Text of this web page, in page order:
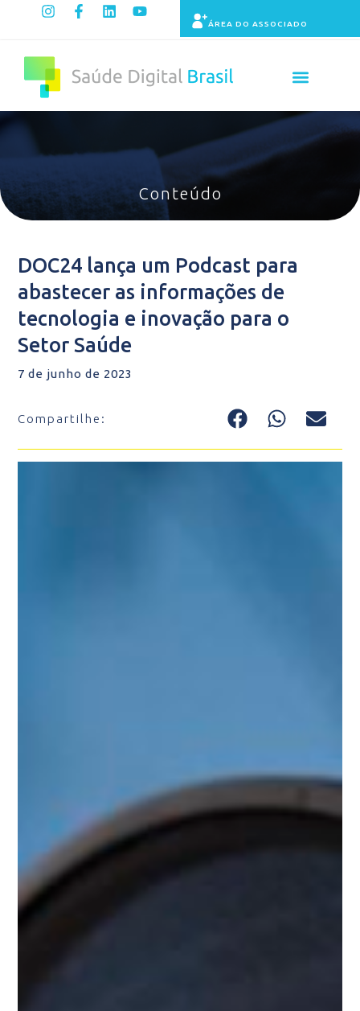
ÁREA DO ASSOCIADO
Conteúdo
DOC24 lança um Podcast para
abastecer as informações de
tecnologia e inovação para o
Setor Saúde
7 de junho de 2023
Compartilhe: